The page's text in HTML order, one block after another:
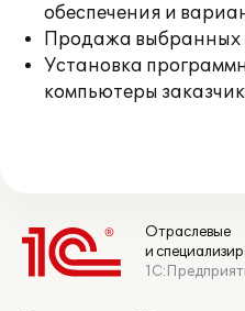
обеспечения и
Продажа выбранных
Установка
компьютеры
Отраслевые
и